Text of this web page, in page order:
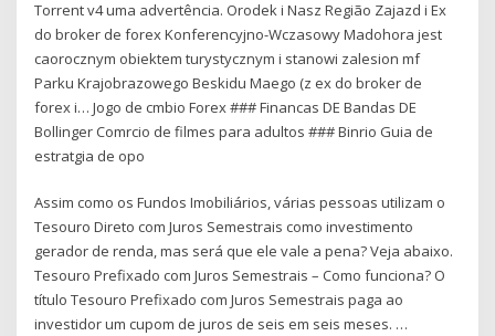
Torrent v4 uma advertência. Orodek i Nasz Região Zajazd i Ex
do broker de forex Konferencyjno-Wczasowy Madohora jest
caorocznym obiektem turystycznym i stanowi zalesion mf
Parku Krajobrazowego Beskidu Maego (z ex do broker de
forex i… Jogo de cmbio Forex ### Financas DE Bandas DE
Bollinger Comrcio de filmes para adultos ### Binrio Guia de
estratgia de opo
Assim como os Fundos Imobiliários, várias pessoas utilizam o
Tesouro Direto com Juros Semestrais como investimento
gerador de renda, mas será que ele vale a pena? Veja abaixo.
Tesouro Prefixado com Juros Semestrais – Como funciona? O
título Tesouro Prefixado com Juros Semestrais paga ao
investidor um cupom de juros de seis em seis meses. …